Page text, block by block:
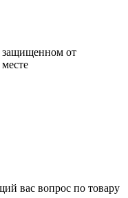
защищенном от
вас вопрос по товару